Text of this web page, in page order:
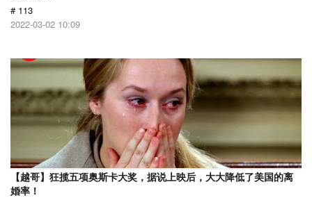
# 113
2022-03-02 10:09
【越哥】狂揽五项奥斯卡大奖，据说上映后，大大降低了美国的离
婚率！